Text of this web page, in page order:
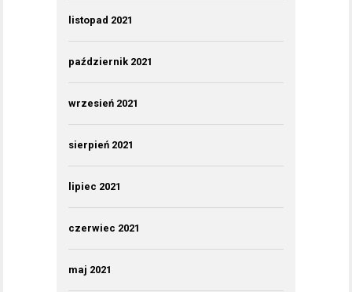
listopad 2021
październik 2021
wrzesień 2021
sierpień 2021
lipiec 2021
czerwiec 2021
maj 2021